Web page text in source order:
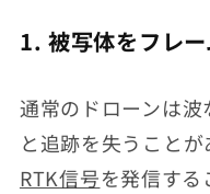
1. 被写体をフレ
通常のドローンは
と追跡を失うこと
RTK信号を発信す